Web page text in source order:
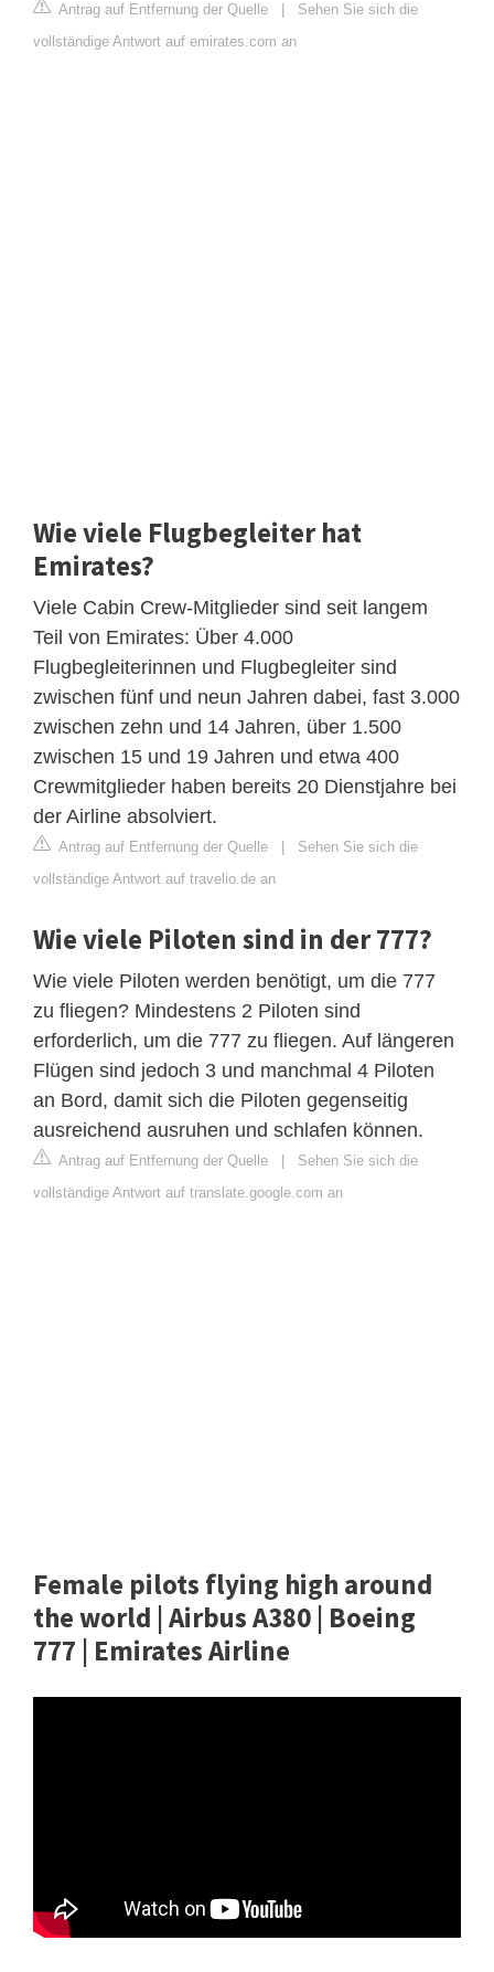
Antrag auf Entfernung der Quelle
Sehen Sie sich die
vollständige Antwort auf emirates.com an
Wie viele Flugbegleiter hat
Emirates?
Viele Cabin Crew-Mitglieder sind seit langem
Teil von Emirates: Über 4.000
Flugbegleiterinnen und Flugbegleiter sind
zwischen fünf und neun Jahren dabei, fast 3.000
zwischen zehn und 14 Jahren, über 1.500
zwischen 15 und 19 Jahren und etwa 400
Crewmitglieder haben bereits 20 Dienstjahre bei
der Airline absolviert.
Antrag auf Entfernung der Quelle
Sehen Sie sich die
vollständige Antwort auf travelio.de an
Wie viele Piloten sind in der 777?
Wie viele Piloten werden benötigt, um die 777
zu fliegen? Mindestens 2 Piloten sind
erforderlich, um die 777 zu fliegen. Auf längeren
Flügen sind jedoch 3 und manchmal 4 Piloten
an Bord, damit sich die Piloten gegenseitig
ausreichend ausruhen und schlafen können.
Antrag auf Entfernung der Quelle
Sehen Sie sich die
vollständige Antwort auf translate.google.com an
Female pilots flying high around
the world | Airbus A380 | Boeing
777 | Emirates Airline